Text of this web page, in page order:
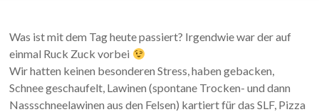
Was ist mit dem Tag heute passiert? Irgendwie war der auf
einmal Ruck Zuck vorbei
Wir hatten keinen besonderen Stress, haben gebacken,
Schnee geschaufelt, Lawinen (spontane Trocken- und dann
Nassschneelawinen aus den Felsen) kartiert für das SLF, Pizza